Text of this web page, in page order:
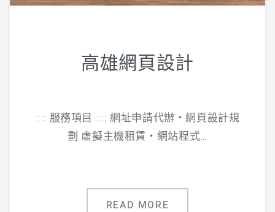
高雄網頁設計
:::: 服務項目 :::: 網址申請代辦‧網頁設計規
劃 虛擬主機租賃‧網站程式…
READ MORE